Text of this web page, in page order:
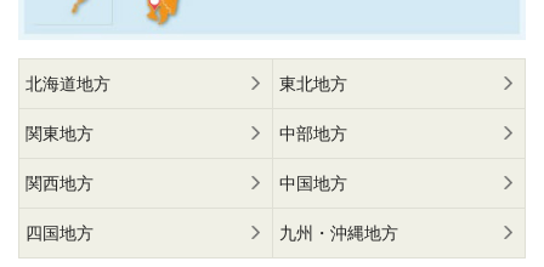
北海道地方 東北地方
関東地方 中部地方
関西地方 中国地方
四国地方 九州・沖縄地方